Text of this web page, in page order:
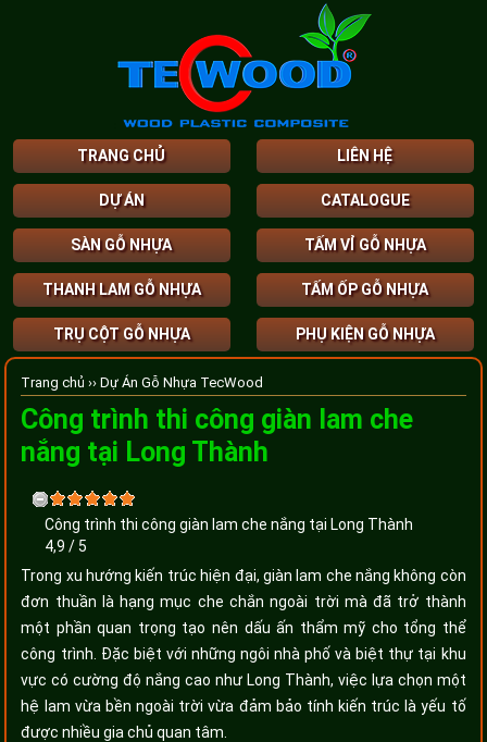
TRANG CHỦ LIÊN HỆ
DỰ ÁN CATALOGUE
SÀN GỖ NHỰA TẤM VỈ GỖ NHỰA
THANH LAM GỖ NHỰA TẤM ỐP GỖ NHỰA
TRỤ CỘT GỖ NHỰA PHỤ KIỆN GỖ NHỰA
Trang chủ ›› Dự Án Gỗ Nhựa TecWood
Công trình thi công giàn lam che
nắng tại Long Thành
Công trình thi công giàn lam che nắng tại Long Thành
4,9 / 5
Trong xu hướng kiến trúc hiện đại, giàn lam che nắng không còn
đơn thuần là hạng mục che chắn ngoài trời mà đã trở thành
một phần quan trọng tạo nên dấu ấn thẩm mỹ cho tổng thể
công trình. Đặc biệt với những ngôi nhà phố và biệt thự tại khu
vực có cường độ nắng cao như Long Thành, việc lựa chọn một
hệ lam vừa bền ngoài trời vừa đảm bảo tính kiến trúc là yếu tố
được nhiều gia chủ quan tâm.